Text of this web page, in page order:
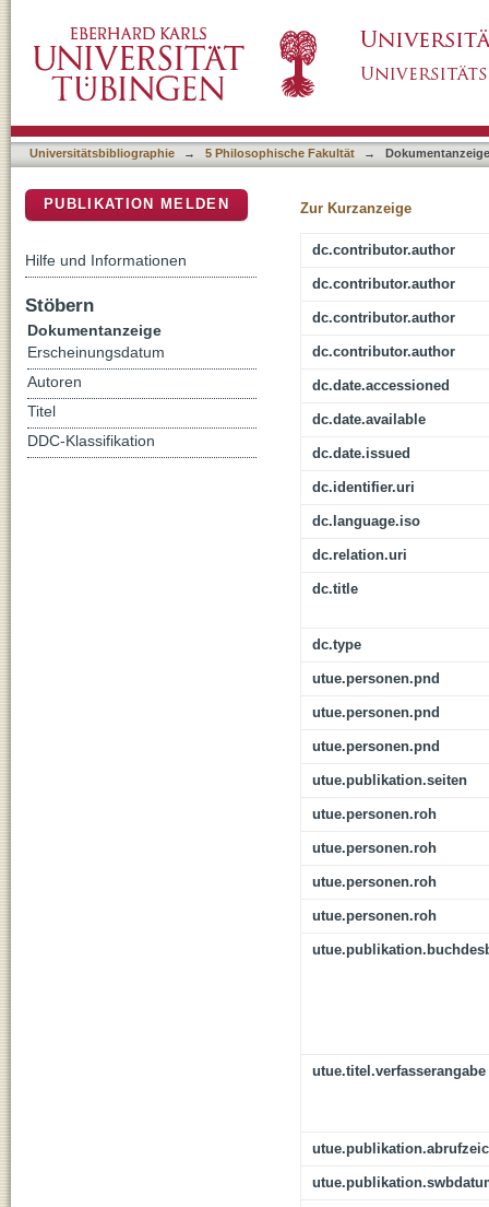
Universitätsbibliographie → 5 Philosophische Fakultät → Dokumentanzeige
Zur Kurzanzeige
dc.contributor.author
dc.contributor.author
dc.contributor.author
dc.contributor.author
dc.date.accessioned
dc.date.available
dc.date.issued
dc.identifier.uri
dc.language.iso
dc.relation.uri
dc.title
dc.type
utue.personen.pnd
utue.personen.pnd
utue.personen.pnd
utue.publikation.seiten
utue.personen.roh
utue.personen.roh
utue.personen.roh
utue.personen.roh
utue.titel.verfasserangabe
PUBLIKATION MELDEN
Hilfe und Informationen
Stöbern
Dokumentanzeige
Erscheinungsdatum
Autoren
Titel
DDC-Klassifikation